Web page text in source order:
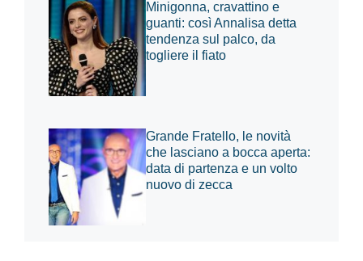
Minigonna, cravattino e
guanti: così Annalisa detta
tendenza sul palco, da
togliere il fiato
Grande Fratello, le novità
che lasciano a bocca aperta:
data di partenza e un volto
nuovo di zecca